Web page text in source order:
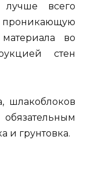
всего
во
стен
шлакоблоков
и грунтовка.